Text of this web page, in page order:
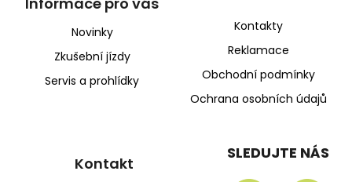
Novinky
Zkušební jízdy
Servis a prohlídky
Kontakty
Reklamace
Obchodní podmínky
Ochrana osobních údajů
Kontakt
SLEDUJTE NÁS